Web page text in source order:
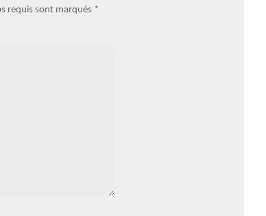
requis sont marqués *